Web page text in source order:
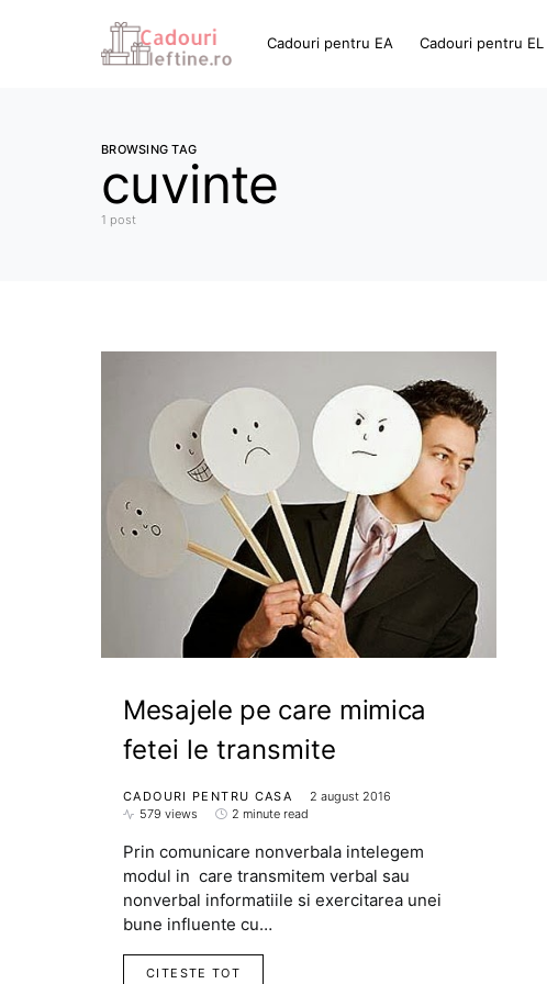
Cadouri pentru EA Cadouri pentru EL
BROWSING TAG
cuvinte
1 post
Mesajele pe care mimica
fetei le transmite
CADOURI PENTRU CASA
2 august 2016
579 views
2 minute read
Prin comunicare nonverbala intelegem
modul in care transmitem verbal sau
nonverbal informatiile si exercitarea unei
bune influente cu…
CITESTE TOT